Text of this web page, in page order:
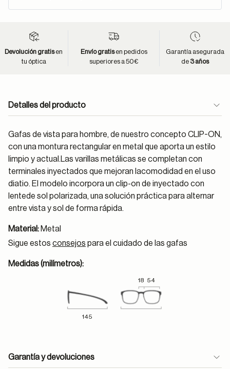
Devolución gratisen
tu óptica
Envío gratisen pedidos
superiores a 50€
Garantía asegurada
de 3 años
Detalles del producto
Gafas de vista para hombre, de nuestro concepto CLIP-ON,
con una montura rectangular en metal que aporta un estilo
limpio y actual.Las varillas metálicas se completan con
terminales inyectados que mejoran lacomodidad en el uso
diatio. El modelo incorpora un clip-on de inyectado con
lentede sol polarizada, una solución práctica para alternar
entre vista y sol de forma rápida.
Material: Metal
Sigue estos consejos para el cuidado de las gafas
Medidas (milímetros):
18 54
145
Garantía y devoluciones